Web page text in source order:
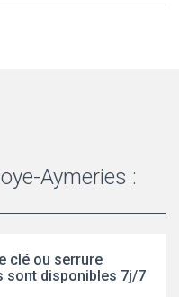
Aymeries :
clé ou serrure
sont disponibles 7j/7